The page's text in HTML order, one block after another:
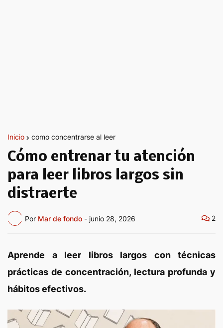
Inicio como concentrarse al leer
Cómo entrenar tu atención
para leer libros largos sin
distraerte
Por Mar de fondo - junio 28, 2026 2
Aprende a leer libros largos con técnicas
prácticas de concentración, lectura profunda y
hábitos efectivos.